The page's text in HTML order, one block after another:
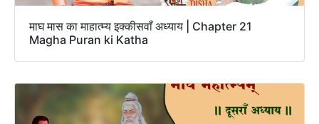
माघ मास का माहात्म्य इक्कीसवाँ अध्याय | Chapter 21
Magha Puran ki Katha